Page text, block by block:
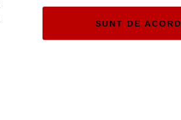
SUNT DE ACORD